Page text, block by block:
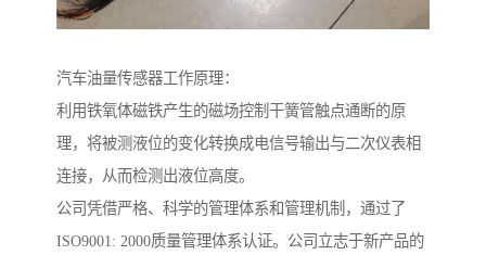
汽车油量传感器工作原理：
利用铁氧体磁铁产生的磁场控制干簧管触点通断的原
理，将被测液位的变化转换成电信号输出与二次仪表相
连接，从而检测出液位高度。
公司凭借严格、科学的管理体系和管理机制，通过了
ISO9001: 2000质量管理体系认证。公司立志于新产品的